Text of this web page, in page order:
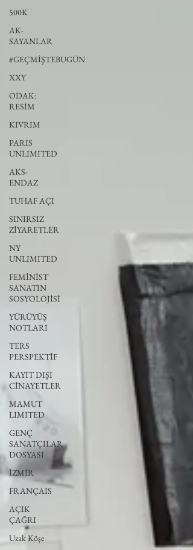
500K
AK-
SAYANLAR
#GEÇMİŞTEBUGÜN
XXY
ODAK:
RESİM
KIVRIM
PARIS
UNLIMITED
AKS-
ENDAZ
TUHAF AÇI
SINIRSIZ
ZİYARETLER
NY
UNLIMITED
FEMİNİST
SANATIN
SOSYOLOJİSİ
YÜRÜYÜŞ
NOTLARI
TERS
PERSPEKTİF
KAYIT DIŞI
CİNAYETLER
MAMUT
LIMITED
GENÇ
SANATÇILAR
DOSYASI
İZMİR
FRANÇAIS
AÇIK
ÇAĞRI
Uzak Köşe